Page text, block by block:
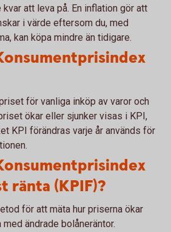
kvar att leva på. En inflation gör att
i värde eftersom du, med
kan köpa mindre än tidigare.
för vanliga inköp av varor och
ökar eller sjunker visas i KPI,
KPI förändras varje år används för
ränta (KPIF)?
för att mäta hur priserna ökar
med ändrade bolåneräntor.